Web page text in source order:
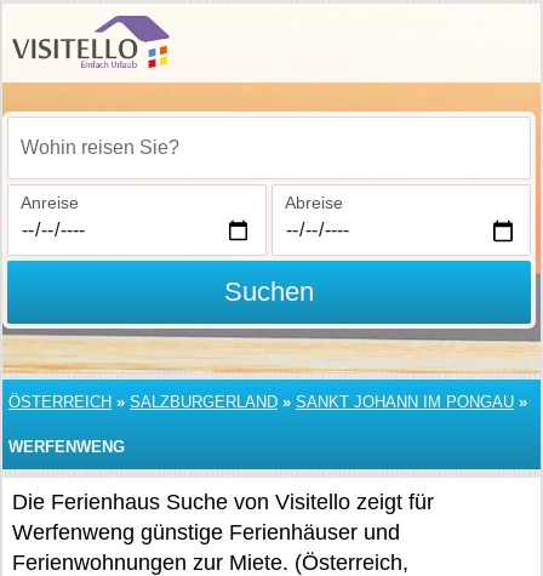
Wohin reisen Sie?
Anreise Abreise
Suchen
ÖSTERREICH » SALZBURGERLAND » SANKT JOHANN IM PONGAU »
WERFENWENG
Die Ferienhaus Suche von Visitello zeigt für
Werfenweng günstige Ferienhäuser und
Ferienwohnungen zur Miete. (Österreich,